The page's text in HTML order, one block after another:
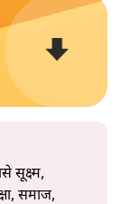
सूक्ष्म,
समाज,